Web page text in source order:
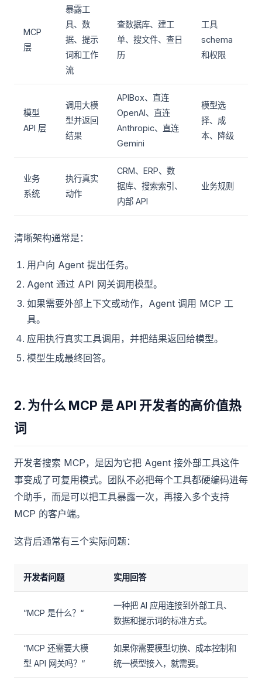
MCP
层
暴露工
具、数
据、提示
词和工作
流
查数据库、建工
单、搜文件、查日
历
工具
schema
和权限
模型
API 层
调用大模
型并返回
结果
APIBox、直连
OpenAI、直连
Anthropic、直连
Gemini
模型选
择、成
本、降级
业务
系统
执行真实
动作
CRM、ERP、数
据库、搜索索引、
内部 API
业务规则
清晰架构通常是：
用户向 Agent 提出任务。
Agent 通过 API 网关调用模型。
如果需要外部上下文或动作，Agent 调用 MCP 工
具。
应用执行真实工具调用，并把结果返回给模型。
模型生成最终回答。
2. 为什么 MCP 是 API 开发者的高价值热
词
开发者搜索 MCP，是因为它把 Agent 接外部工具这件
事变成了可复用模式。团队不必把每个工具都硬编码进每
个助手，而是可以把工具暴露一次，再接入多个支持
MCP 的客户端。
这背后通常有三个实际问题：
开发者问题 实用回答
”MCP 是什么？“
一种把 AI 应用连接到外部工具、
数据和提示词的标准方式。
“MCP 还需要大模
型 API 网关吗？“
如果你需要模型切换、成本控制和
统一模型接入，就需要。